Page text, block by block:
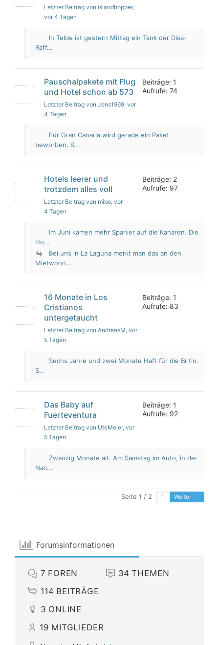
Letzter Beitrag von islandhopper,
vor 4 Tagen
In Telde ist gestern Mittag ein Tank der Disa-
Raff...
Pauschalpakete mit Flug
und Hotel schon ab 573
Letzter Beitrag von Jens1969, vor
4 Tagen
Beiträge: 1
Aufrufe: 74
Für Gran Canaria wird gerade ein Paket
beworben. S...
Hotels leerer und
trotzdem alles voll
Letzter Beitrag von mibo, vor
4 Tagen
Beiträge: 2
Aufrufe: 97
Im Juni kamen mehr Spanier auf die Kanaren. Die
Ho...
Bei uns in La Laguna merkt man das an den
Mietwohn...
16 Monate in Los
Cristianos
untergetaucht
Letzter Beitrag von AndreasM, vor
5 Tagen
Beiträge: 1
Aufrufe: 83
Sechs Jahre und zwei Monate Haft für die Britin.
S...
Das Baby auf
Fuerteventura
Letzter Beitrag von UteMeier, vor
5 Tagen
Beiträge: 1
Aufrufe: 92
Zwanzig Monate alt. Am Samstag im Auto, in der
Nac...
Seite 1 / 2 Weiter
Forumsinformationen
7 FOREN 34 THEMEN
114 BEITRÄGE
3 ONLINE
19 MITGLIEDER